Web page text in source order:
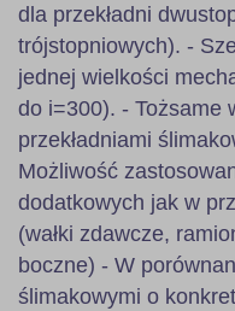
dla przekładni
trójstopniowych). -
jednej wielkości
do i=300). - Tożsame
przekładniami
Możliwość
dodatkowych jak w
(wałki zdawcze,
boczne) - W
ślimakowymi o